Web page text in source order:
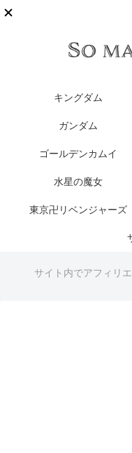
キングダム
ガンダム
ゴールデンカムイ
水星の魔女
東京卍リベンジャーズ
サイト内でアフィリ